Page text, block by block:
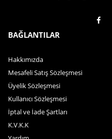
BAĞLANTILAR
Hakkımızda
Mesafeli Satış Sözleşmesi
Üyelik Sözleşmesi
Kullanıcı Sözleşmesi
İptal ve İade Şartları
K.V.K.K